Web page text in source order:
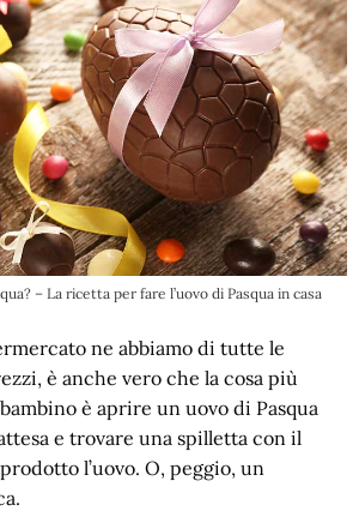
– La ricetta per fare l’uovo di Pasqua in casa
ne abbiamo di tutte le
è anche vero che la cosa più
è aprire un uovo di Pasqua
e trovare una spilletta con il
l’uovo. O, peggio, un